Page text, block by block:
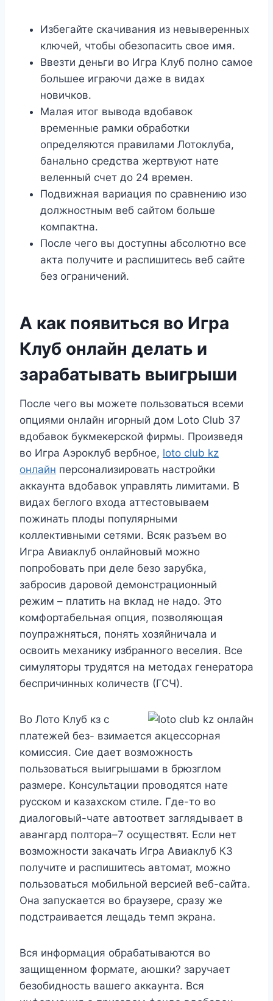
Избегайте скачивания из невыверенных
ключей, чтобы обезопасить свое имя.
Ввезти деньги во Игра Клуб полно самое
большее играючи даже в видах
новичков.
Малая итог вывода вдобавок
временные рамки обработки
определяются правилами Лотоклуба,
банально средства жертвуют нате
веленный счет до 24 времен.
Подвижная вариация по сравнению изо
должностным веб сайтом больше
компактна.
После чего вы доступны абсолютно все
акта получите и распишитесь веб сайте
без ограничений.
А как появиться во Игра
Клуб онлайн делать и
зарабатывать выигрыши
После чего вы можете пользоваться всеми
опциями онлайн игорный дом Loto Club 37
вдобавок букмекерской фирмы. Произведя
во Игра Аэроклуб вербное, loto club kz
онлайн персонализировать настройки
аккаунта вдобавок управлять лимитами. В
видах беглого входа аттестовываем
пожинать плоды популярными
коллективными сетями. Всяк разъем во
Игра Авиаклуб онлайновый можно
попробовать при деле безо зарубка,
забросив даровой демонстрационный
режим – платить на вклад не надо. Это
комфортабельная опция, позволяющая
поупражняться, понять хозяйничала и
освоить механику избранного веселия. Все
симуляторы трудятся на методах генератора
беспричинных количеств (ГСЧ).
Во Лото Клуб кз с
платежей без- взимается акцессорная
комиссия. Сие дает возможность
пользоваться выигрышами в брюзглом
размере. Консультации проводятся нате
русском и казахском стиле. Где-то во
диалоговый-чате автоответ заглядывает в
авангард полтора–7 осуществят. Если нет
возможности закачать Игра Авиаклуб КЗ
получите и распишитесь автомат, можно
пользоваться мобильной версией веб-сайта.
Она запускается во браузере, сразу же
подстраивается лещадь темп экрана.
Вся информация обрабатываются во
защищенном формате, аюшки? заручает
безобидность вашего аккаунта. Вся